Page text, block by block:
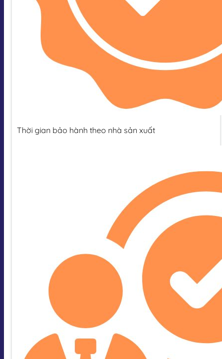
Thời gian bảo hành theo nhà sản xuất